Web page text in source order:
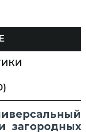
загородных